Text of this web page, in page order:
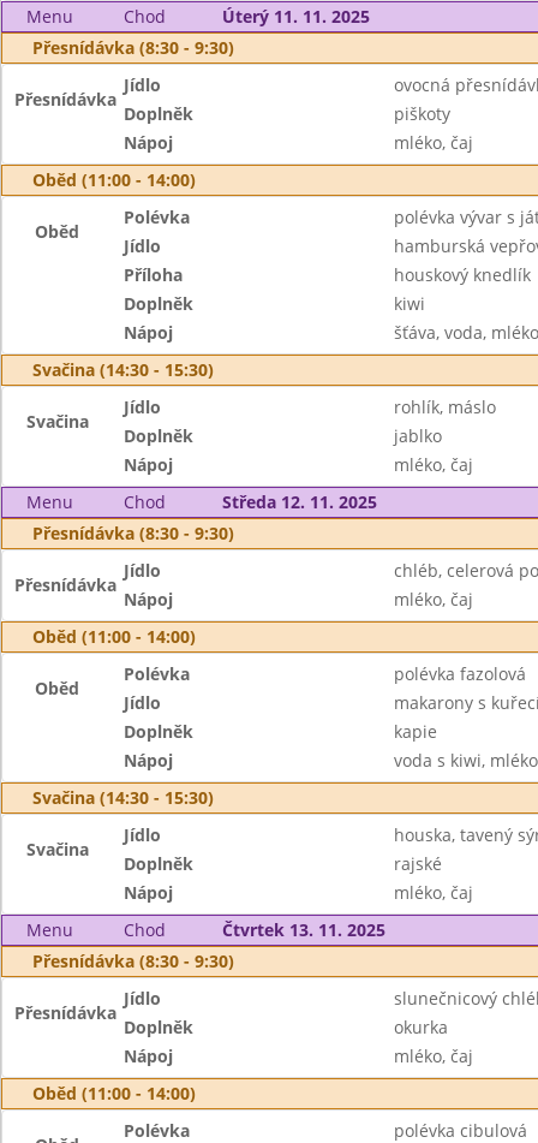
Menu
Chod
Úterý 11. 11. 2025
Přesnídávka (8:30 - 9:30)
Přesnídávka
Jídlo
ovocná
Doplněk
piškoty
Nápoj
mléko, čaj
Oběd (11:00 - 14:00)
Oběd
Polévka
polévka vývar s
Jídlo
hamburská
Příloha
houskový knedlík
Doplněk
kiwi
Nápoj
šťáva, voda, mléko
Svačina (14:30 - 15:30)
Svačina
Jídlo
rohlík, máslo
Doplněk
jablko
Nápoj
mléko, čaj
Menu
Chod
Středa 12. 11. 2025
Přesnídávka (8:30 - 9:30)
Přesnídávka
Jídlo
chléb, celerová
Nápoj
mléko, čaj
Oběd (11:00 - 14:00)
Oběd
Polévka
polévka fazolová
Jídlo
makarony s
Doplněk
kapie
Nápoj
voda s kiwi, mléko
Svačina (14:30 - 15:30)
Svačina
Jídlo
houska, tavený
Doplněk
rajské
Nápoj
mléko, čaj
Menu
Chod
Čtvrtek 13. 11. 2025
Přesnídávka (8:30 - 9:30)
Přesnídávka
Jídlo
slunečnicový
Doplněk
okurka
Nápoj
mléko, čaj
Oběd (11:00 - 14:00)
Polévka polévka cibulová